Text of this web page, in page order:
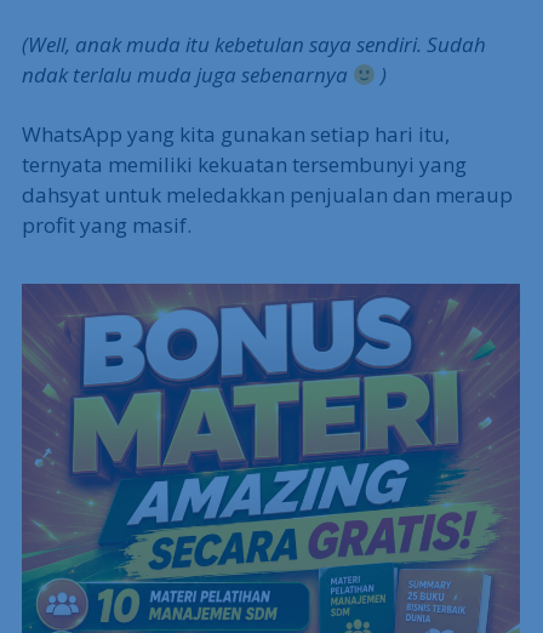
(Well, anak muda itu kebetulan saya sendiri. Sudah
ndak terlalu muda juga sebenarnya
)
WhatsApp yang kita gunakan setiap hari itu,
ternyata memiliki kekuatan tersembunyi yang
dahsyat untuk meledakkan penjualan dan meraup
profit yang masif.